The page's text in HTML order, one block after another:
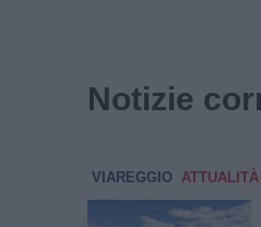
Notizie
VIAREGGIO ATTUALITÀ